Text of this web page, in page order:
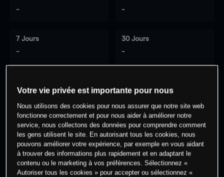
- -
7 Jours
-
30 Jours
-
0% des clients ont une position à
cet actif
Commencez à trader
Votre vie privée est importante pour nous
Nous utilisons des cookies pour nous assurer que notre site web
fonctionne correctement et pour nous aider à améliorer notre
service, nous collectons des données pour comprendre comment
les gens utilisent le site. En autorisant tous les cookies, nous
pouvons améliorer votre expérience, par exemple en vous aidant
à trouver des informations plus rapidement et en adaptant le
contenu ou le marketing à vos préférences. Sélectionnez «
Autoriser tous les cookies » pour accepter ou sélectionnez «